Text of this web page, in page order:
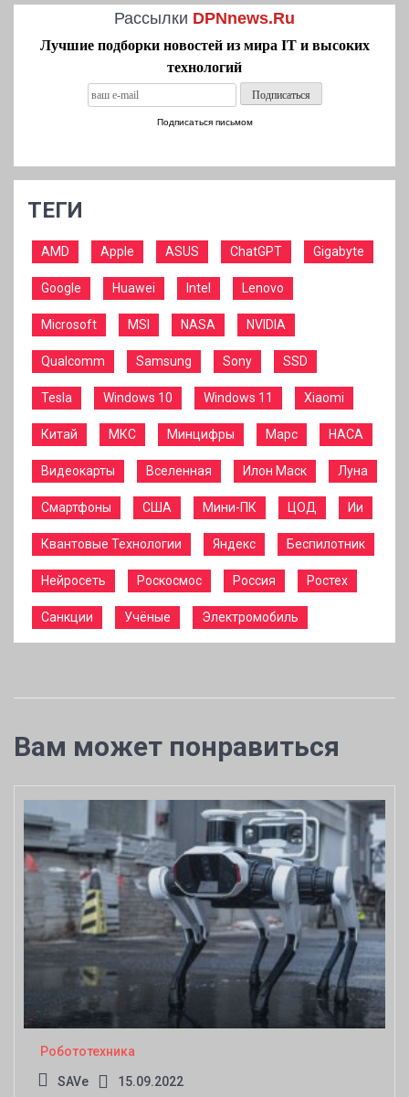
Рассылки DPNnews.Ru
Лучшие подборки новостей из мира IT и высоких
технологий
Подписаться письмом
ТЕГИ
AMD Apple ASUS ChatGPT Gigabyte
Google Huawei Intel Lenovo
Microsoft MSI NASA NVIDIA
Qualcomm Samsung Sony SSD
Tesla Windows 10 Windows 11 Xiaomi
Китай МКС Минцифры Марс НАСА
Видеокарты Вселенная Илон Маск Луна
Смартфоны США Мини-ПК ЦОД Ии
Квантовые Технологии Яндекс Беспилотник
Нейросеть Роскосмос Россия Ростех
Санкции Учёные Электромобиль
Вам может понравиться
Робототехника
SAVe 15.09.2022